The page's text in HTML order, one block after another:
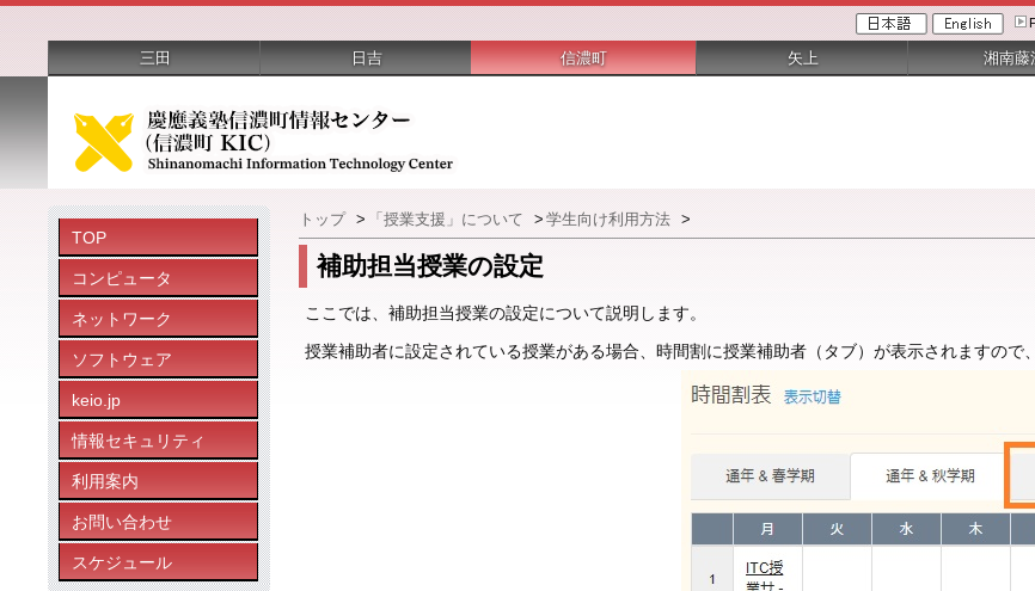
TOP
コンピュータ
ネットワーク
ソフトウェア
keio.jp
情報セキュリティ
利用案内
お問い合わせ
スケジュール
トップ > 「授業支援」について > 学生向け利用方法 >
補助担当授業の設定
ここでは、補助担当授業の設定について説明します。
授業補助者に設定されている授業がある場合、時間割に授業補助者（タブ）が表示されますので
三田 日吉 信濃町 矢上 湘南藤